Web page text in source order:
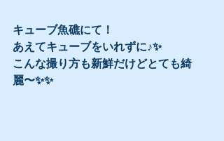
キューブ魚礁にて！
あえてキューブをいれずに♪✨
こんな撮り方も新鮮だけどとても綺
麗〜✨✨